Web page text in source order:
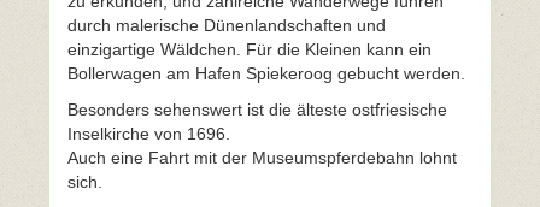
durch malerische Dünenlandschaften und
einzigartige Wäldchen. Für die Kleinen kann ein
Bollerwagen am Hafen Spiekeroog gebucht werden.
Besonders sehenswert ist die älteste ostfriesische
Inselkirche von 1696.
Auch eine Fahrt mit der Museumspferdebahn lohnt
sich.